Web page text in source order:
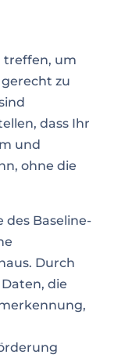
treffen, um
zu
dass Ihr
und
ohne die
des Baseline-
Durch
die